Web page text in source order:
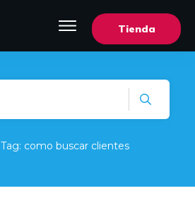
Tienda
Tag: como buscar clientes